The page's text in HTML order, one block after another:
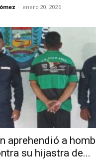
- enero 20, 2026
aprehendió a
su hijastra de...